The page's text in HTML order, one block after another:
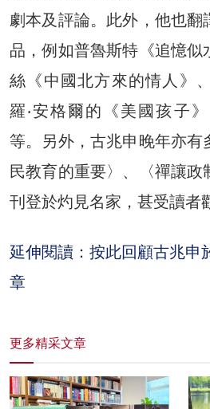
劇本及評論。此外，他也
品，例如普魯斯特《追憶似
絲《中國北方來的情人》
羅‧安格爾的《美國孩子
等。另外，古兆申晚年亦有
民教育的重要〉、〈禪讓政
刊登於灼見名家，甚受讀者
延伸閱讀：按此回顧古兆申
章
更多精采文章